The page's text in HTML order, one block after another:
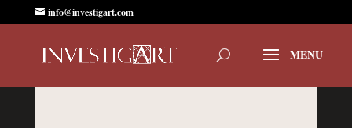
info@investigart.com